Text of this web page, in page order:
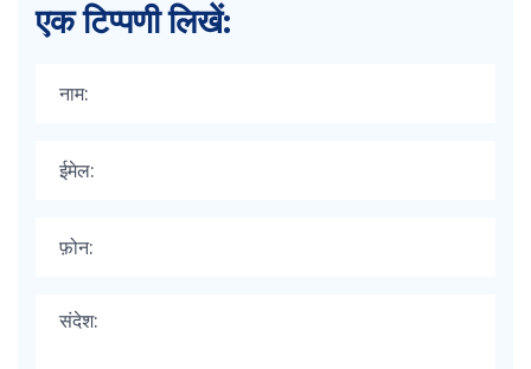
एक टिप्पणी लिखें: